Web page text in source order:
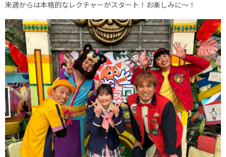
来週からは本格的なレクチャーがスタート！お楽しみに～！